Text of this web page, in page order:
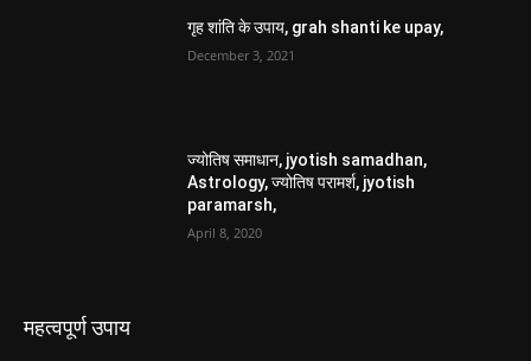
गृह शांति के उपाय, grah shanti ke upay,
December 3, 2021
ज्योतिष समाधान, jyotish samadhan,
Astrology, ज्योतिष परामर्श, jyotish
paramarsh,
April 8, 2020
महत्वपूर्ण उपाय